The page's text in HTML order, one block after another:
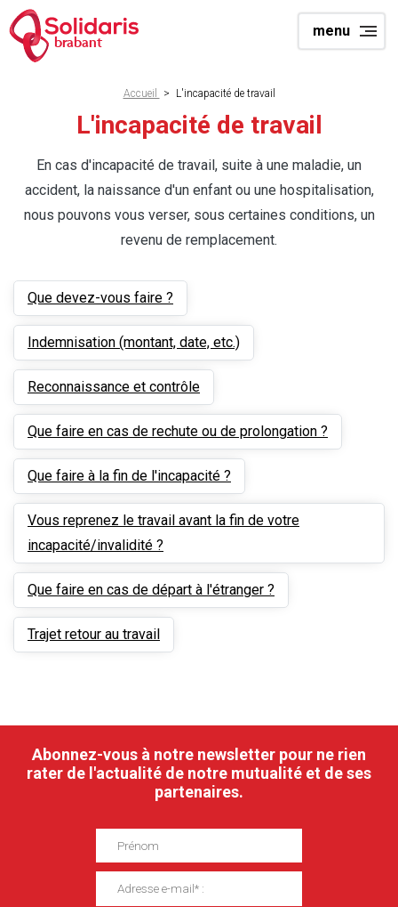
Aller
au
contenu
menu
brabant
d'Ariane
Accueil > L'incapacité de travail
L'incapacité de travail
En cas d'incapacité de travail, suite à une maladie, un
accident, la naissance d'un enfant ou une hospitalisation,
nous pouvons vous verser, sous certaines conditions, un
revenu de remplacement.
Que devez-vous faire ?
Indemnisation (montant, date, etc.)
Reconnaissance et contrôle
Que faire en cas de rechute ou de prolongation ?
Que faire à la fin de l'incapacité ?
Vous reprenez le travail avant la fin de votre
incapacité/invalidité ?
Que faire en cas de départ à l'étranger ?
Trajet retour au travail
Abonnez-vous à notre newsletter pour ne rien
rater de l'actualité de notre mutualité et de ses
partenaires.